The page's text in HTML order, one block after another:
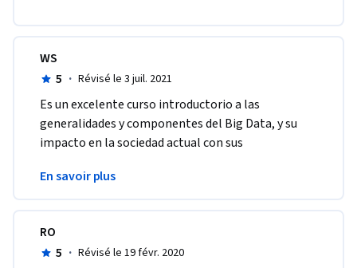
WS
5 · Révisé le 3 juil. 2021
Es un excelente curso introductorio a las
generalidades y componentes del Big Data, y su
impacto en la sociedad actual con sus
absolutamente.
En savoir plus
RO
5 · Révisé le 19 févr. 2020